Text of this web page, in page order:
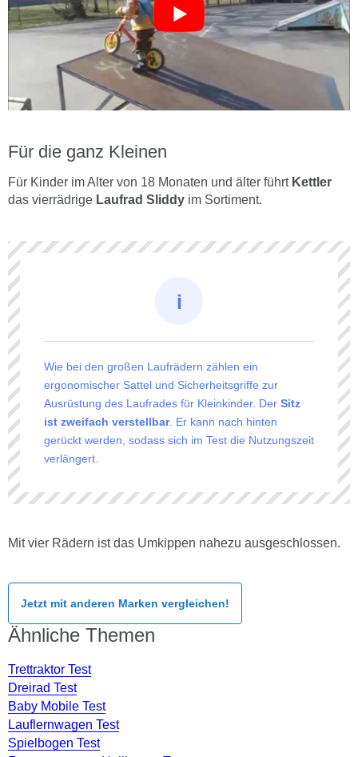
Für die ganz Kleinen
Für Kinder im Alter von 18 Monaten und älter führt Kettler
das vierrädrige Laufrad Sliddy im Sortiment.
Wie bei den großen Laufrädern zählen ein
ergonomischer Sattel und Sicherheitsgriffe zur
Ausrüstung des Laufrades für Kleinkinder. Der Sitz
ist zweifach verstellbar. Er kann nach hinten
gerückt werden, sodass sich im Test die Nutzungszeit
verlängert.
Mit vier Rädern ist das Umkippen nahezu ausgeschlossen.
Jetzt mit anderen Marken vergleichen!
Ähnliche Themen
Trettraktor Test
Dreirad Test
Baby Mobile Test
Lauflernwagen Test
Spielbogen Test